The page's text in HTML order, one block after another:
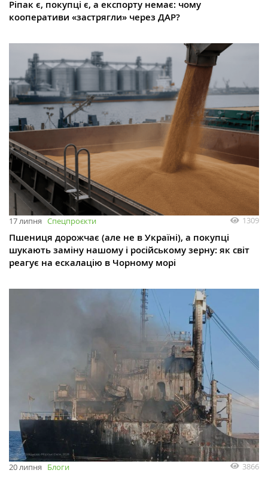
Ріпак є, покупці є, а експорту немає: чому
кооперативи «застрягли» через ДАР?
17 липня Спецпроєкти 1309
Пшениця дорожчає (але не в Україні), а покупці
шукають заміну нашому і російському зерну: як світ
реагує на ескалацію в Чорному морі
20 липня Блоги 3866